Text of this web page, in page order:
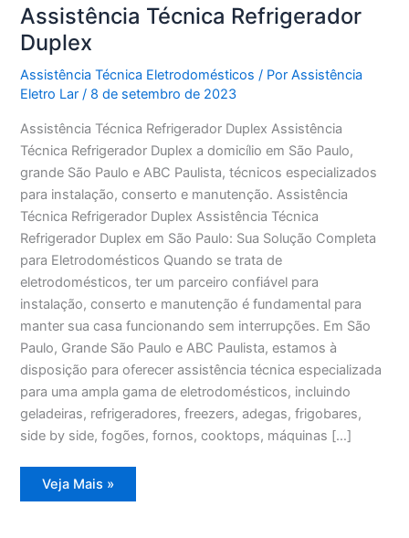
Assistência Técnica Refrigerador
Duplex
Assistência Técnica Eletrodomésticos / PorAssistência
Eletro Lar/ 8 de setembro de 2023
Assistência Técnica Refrigerador Duplex Assistência
Técnica Refrigerador Duplex a domicílio em São Paulo,
grande São Paulo e ABC Paulista, técnicos especializados
para instalação, conserto e manutenção. Assistência
Técnica Refrigerador Duplex Assistência Técnica
Refrigerador Duplex em São Paulo: Sua Solução Completa
para Eletrodomésticos Quando se trata de
eletrodomésticos, ter um parceiro confiável para
instalação, conserto e manutenção é fundamental para
manter sua casa funcionando sem interrupções. Em São
Paulo, Grande São Paulo e ABC Paulista, estamos à
disposição para oferecer assistência técnica especializada
para uma ampla gama de eletrodomésticos, incluindo
geladeiras, refrigeradores, freezers, adegas, frigobares,
side by side, fogões, fornos, cooktops, máquinas […]
Assistência
Técnica
Veja Mais »